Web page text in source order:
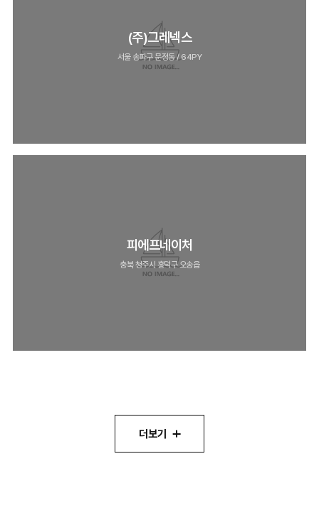
(주)그레넥스
서울 송파구 문정동 / 64PY
피에프네이처
충북 청주시 흥덕구 오송읍
더보기